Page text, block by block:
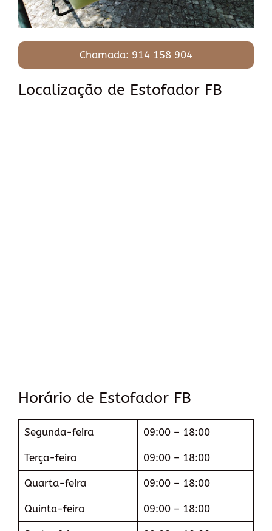
Chamada: 914 158 904
Localização de Estofador FB
Horário de Estofador FB
Segunda-feira 09:00 – 18:00
Terça-feira 09:00 – 18:00
Quarta-feira 09:00 – 18:00
Quinta-feira 09:00 – 18:00